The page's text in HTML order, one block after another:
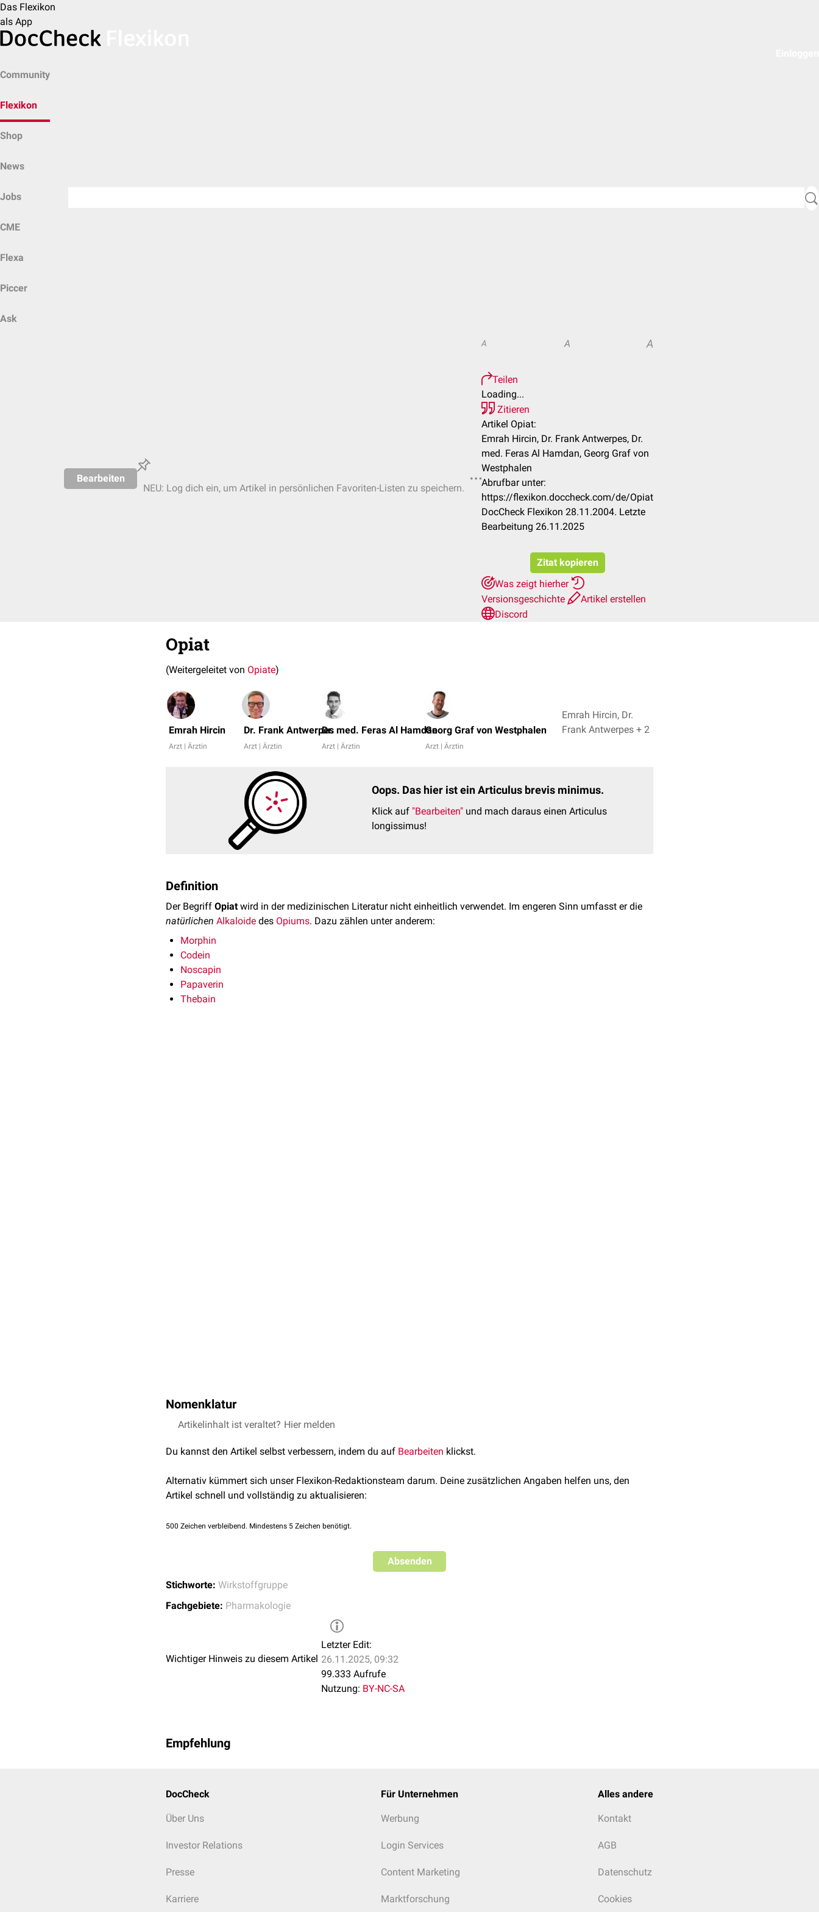
Das Flexikon
als App
Community
Flexikon
Shop
News
Jobs
CME
Flexa
Piccer
Ask
Bearbeiten
NEU: Log dich ein, um Artikel in persönlichen Favoriten-Listen zu speichern.
A A A
Teilen
Loading...
Zitieren
Artikel Opiat:
Emrah Hircin, Dr. Frank Antwerpes, Dr.
med. Feras Al Hamdan, Georg Graf von
Westphalen
Abrufbar unter:
https://flexikon.doccheck.com/de/Opiat
DocCheck Flexikon 28.11.2004. Letzte
Bearbeitung 26.11.2025
Zitat kopieren
Was zeigt hierher
Versionsgeschichte
Artikel erstellen
Discord
Opiat
(Weitergeleitet von Opiate)
Emrah Hircin
Arzt | Ärztin
Dr. Frank Antwerpes
Arzt | Ärztin
Dr. med. Feras Al Hamdan
Arzt | Ärztin
Georg Graf von Westphalen
Arzt | Ärztin
Emrah Hircin, Dr.
Frank Antwerpes + 2
Oops. Das hier ist ein Articulus brevis minimus.
Klick auf "Bearbeiten" und mach daraus einen Articulus
longissimus!
Definition
Der Begriff Opiatwird in der medizinischen Literatur nicht einheitlich verwendet. Im engeren Sinn umfasst er die
natürlichen Alkaloide des Opiums. Dazu zählen unter anderem:
Morphin
Codein
Noscapin
Papaverin
Thebain
Nomenklatur
In der Pharmakologie wird der Begriff "Opiat" heute (2018) meist für Opiumalkaloide
dient er auch alsSynonymfür den Terminus "Opioide".
Artikelinhalt ist veraltet? Hier melden
Du kannst den Artikel selbst verbessern, indem du auf Bearbeiten klickst.
Alternativ kümmert sich unser Flexikon-Redaktionsteam darum. Deine zusätzlichen Angaben helfen uns, den
Artikel schnell und vollständig zu aktualisieren:
500 Zeichen verbleibend. Mindestens 5 Zeichen benötigt.
Absenden
Stichworte: Wirkstoffgruppe
Fachgebiete: Pharmakologie
Wichtiger Hinweis zu diesem Artikel
Letzter Edit:
26.11.2025, 09:32
99.333 Aufrufe
Nutzung: BY-NC-SA
Empfehlung
DocCheck
Über Uns
Investor Relations
Presse
Karriere
Für Unternehmen
Werbung
Login Services
Content Marketing
Marktforschung
Alles andere
Kontakt
AGB
Datenschutz
Cookies